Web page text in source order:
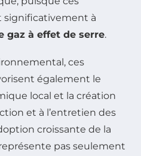
significativement à
gaz à effet de serre.
ces
également le
local et la création
et à l’entretien des
croissante de la
pas seulement